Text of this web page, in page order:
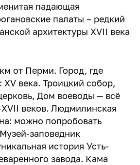
падающая
палаты – редкий
архитектуры XVII века
от Перми. Город, где
века. Троицкий собор,
Дом воеводы — всё
веков. Людмилинская
можно попробовать
заповедник
история Усть-
завода. Кама